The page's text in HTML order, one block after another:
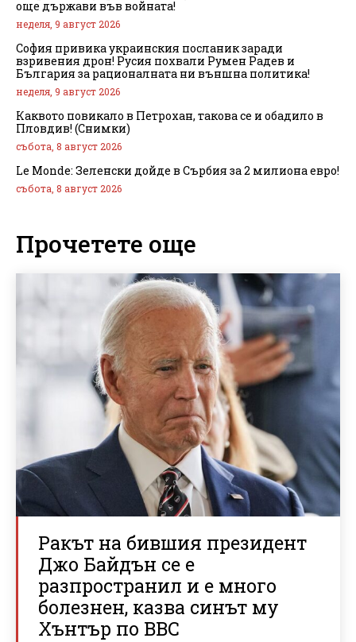
още държави във войната!
неделя, 9 август 2026
София привика украинския посланик заради
взривения дрон! Русия похвали Румен Радев и
България за рационалната ни външна политика!
неделя, 9 август 2026
Каквото повикало в Петрохан, такова се и обадило в
Пловдив! (Снимки)
събота, 8 август 2026
Le Monde: Зеленски дойде в Сърбия за 2 милиона евро!
събота, 8 август 2026
Прочетете още
Ракът на бившия президент
Джо Байдън се е
разпространил и е много
болезнен, казва синът му
Хънтър по BBC